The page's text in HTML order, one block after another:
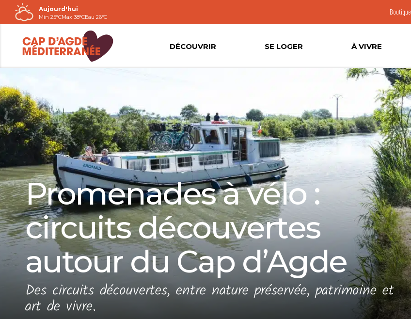
Passer
au
contenu
Aujourd'hui
Min 25°CMax 38°CEau 26°C
Boutique
DÉCOUVRIR SE LOGER À VIVRE
Promenades à vélo :
circuits découvertes
autour du Cap d’Agde
Des circuits découvertes, entre nature préservée, patrimoine et
art de vivre.